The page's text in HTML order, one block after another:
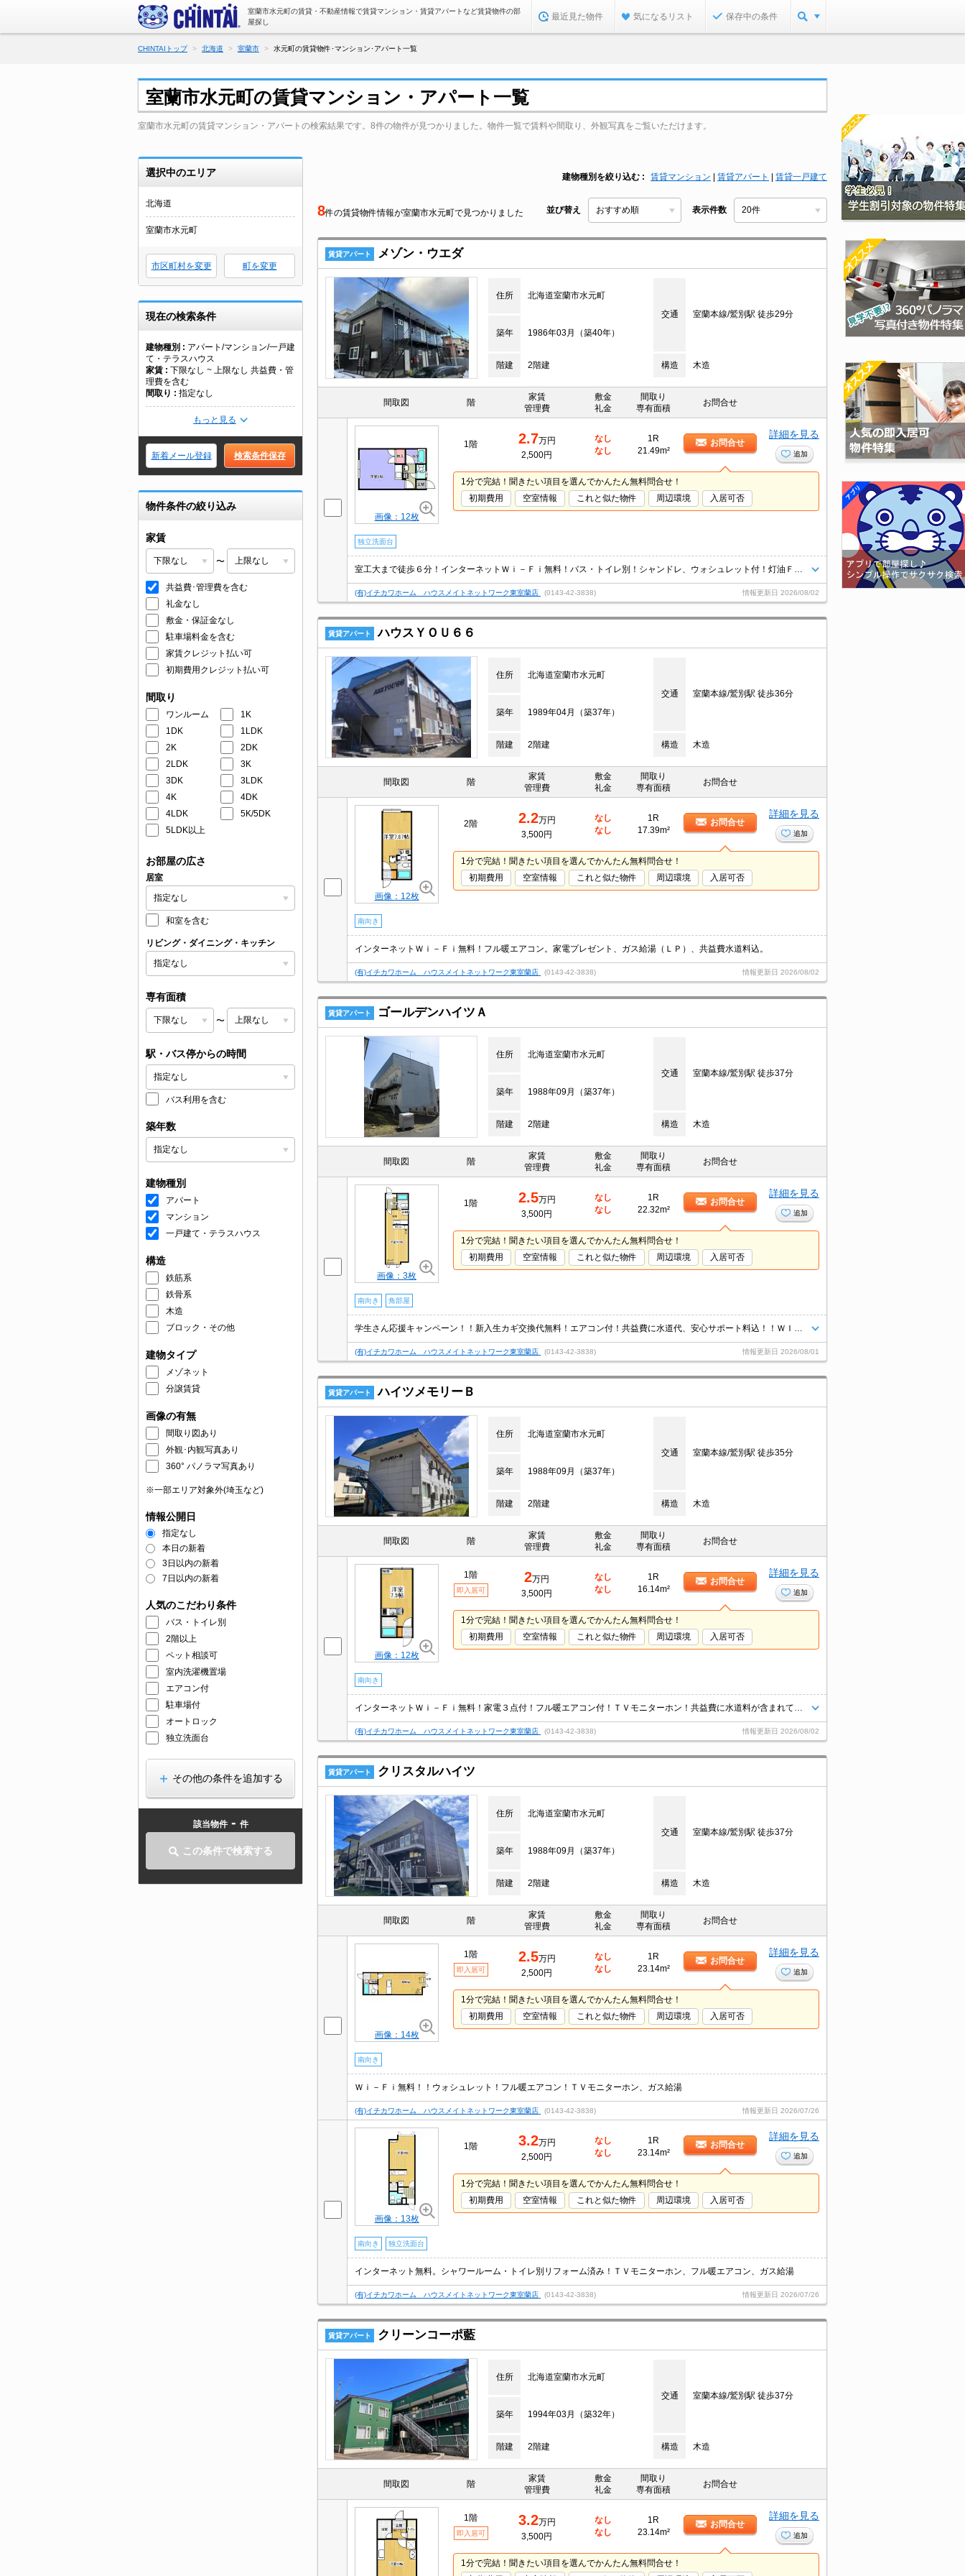
室蘭市水元町の賃貸・不動産情報で賃貸マンション・賃貸アパートなど賃貸物件の部
屋探し
最近見た物件 気になるリスト 保存中の条件
CHINTAIトップ 北海道 室蘭市 水元町の賃貸物件･マンション･アパート一覧
室蘭市水元町の賃貸マンション・アパート一覧
室蘭市水元町の賃貸マンション・アパートの検索結果です。8件の物件が見つかりました。物件一覧で賃料や間取り、外観写真をご覧いただけます。
選択中のエリア
北海道
室蘭市水元町
市区町村を変更 町を変更
現在の検索条件
建物種別
アパート/マンション/一戸建
て・テラスハウス
家賃
下限なし ~ 上限なし 共益費・管
理費を含む
間取り
指定なし
もっと見る
新着メール登録 検索条件保存
物件条件の絞り込み
家賃
〜
共益費･管理費を含む
礼金なし
敷金・保証金なし
駐車場料金を含む
家賃クレジット払い可
初期費用クレジット払い可
間取り
ワンルーム
1K
1DK
1LDK
2K
2DK
2LDK
3K
3DK
3LDK
4K
4DK
4LDK
5K/5DK
5LDK以上
お部屋の広さ
居室
和室を含む
リビング・ダイニング・キッチン
専有面積
〜
駅・バス停からの時間
バス利用を含む
築年数
建物種別
アパート
マンション
一戸建て・テラスハウス
構造
鉄筋系
鉄骨系
木造
ブロック・その他
建物タイプ
メゾネット
分譲賃貸
画像の有無
間取り図あり
外観･内観写真あり
360° パノラマ写真あり
※一部エリア対象外(埼玉など)
情報公開日
指定なし
本日の新着
3日以内の新着
7日以内の新着
人気のこだわり条件
バス・トイレ別
2階以上
ペット相談可
室内洗濯機置場
エアコン付
駐車場付
オートロック
独立洗面台
その他の条件を追加する
該当物件 - 件
この条件で検索する
建物種別を絞り込む 賃貸マンション 賃貸アパート 賃貸一戸建て
8件の賃貸物件情報が室蘭市水元町で見つかりました 並び替え 表示件数
賃貸アパート メゾン・ウエダ
住所 北海道室蘭市水元町
交通 室蘭本線/鷲別駅 徒歩29分
築年 1986年03月（築40年）
階建 2階建 構造 木造
間取図 階
家賃
管理費
敷金
礼金
間取り
専有面積
お問合せ
画像：12枚
1階 2.7万円
2,500円
なし
なし
1R
21.49m²
お問合せ
詳細を見る
追加
1分で完結！聞きたい項目を選んでかんたん無料問合せ！
初期費用
空室情報 これと似た物件 周辺環境 入居可否
独立洗面台
(有)イチカワホーム ハウスメイトネットワーク東室蘭店 (0143-42-3838) 情報更新日 2026/08/02
賃貸アパート ハウスＹＯＵ６６
住所 北海道室蘭市水元町
交通 室蘭本線/鷲別駅 徒歩36分
築年 1989年04月（築37年）
階建 2階建 構造 木造
間取図 階
家賃
管理費
敷金
礼金
間取り
専有面積
お問合せ
画像：12枚
2階 2.2万円
3,500円
なし
なし
1R
17.39m²
お問合せ
詳細を見る
追加
1分で完結！聞きたい項目を選んでかんたん無料問合せ！
初期費用
空室情報 これと似た物件 周辺環境 入居可否
南向き
インターネットＷｉ－Ｆｉ無料！フル暖エアコン。家電プレゼント、ガス給湯（ＬＰ）、共益費水道料込。
(有)イチカワホーム ハウスメイトネットワーク東室蘭店 (0143-42-3838) 情報更新日 2026/08/02
賃貸アパート ゴールデンハイツＡ
住所 北海道室蘭市水元町
交通 室蘭本線/鷲別駅 徒歩37分
築年 1988年09月（築37年）
階建 2階建 構造 木造
間取図 階
家賃
管理費
敷金
礼金
間取り
専有面積
お問合せ
画像：3枚
1階 2.5万円
3,500円
なし
なし
1R
22.32m²
お問合せ
詳細を見る
追加
1分で完結！聞きたい項目を選んでかんたん無料問合せ！
初期費用
空室情報 これと似た物件 周辺環境 入居可否
南向き 角部屋
(有)イチカワホーム ハウスメイトネットワーク東室蘭店 (0143-42-3838) 情報更新日 2026/08/01
賃貸アパート ハイツメモリーＢ
住所 北海道室蘭市水元町
交通 室蘭本線/鷲別駅 徒歩35分
築年 1988年09月（築37年）
階建 2階建 構造 木造
間取図 階
家賃
管理費
敷金
礼金
間取り
専有面積
お問合せ
画像：12枚
1階
即入居可
2万円
3,500円
なし
なし
1R
16.14m²
お問合せ
詳細を見る
追加
1分で完結！聞きたい項目を選んでかんたん無料問合せ！
初期費用
空室情報 これと似た物件 周辺環境 入居可否
南向き
(有)イチカワホーム ハウスメイトネットワーク東室蘭店 (0143-42-3838) 情報更新日 2026/08/02
賃貸アパート クリスタルハイツ
住所 北海道室蘭市水元町
交通 室蘭本線/鷲別駅 徒歩37分
築年 1988年09月（築37年）
階建 2階建 構造 木造
間取図 階
家賃
管理費
敷金
礼金
間取り
専有面積
お問合せ
画像：14枚
1階
即入居可
2.5万円
2,500円
なし
なし
1R
23.14m²
お問合せ
詳細を見る
追加
1分で完結！聞きたい項目を選んでかんたん無料問合せ！
初期費用
空室情報 これと似た物件 周辺環境 入居可否
南向き
Ｗｉ－Ｆｉ無料！！ウォシュレット！フル暖エアコン！ＴＶモニターホン、ガス給湯
(有)イチカワホーム ハウスメイトネットワーク東室蘭店 (0143-42-3838) 情報更新日 2026/07/26
画像：13枚
1階 3.2万円
2,500円
なし
なし
1R
23.14m²
お問合せ
詳細を見る
追加
1分で完結！聞きたい項目を選んでかんたん無料問合せ！
初期費用
空室情報 これと似た物件 周辺環境 入居可否
南向き 独立洗面台
インターネット無料。シャワールーム・トイレ別リフォーム済み！ＴＶモニターホン、フル暖エアコン、ガス給湯
(有)イチカワホーム ハウスメイトネットワーク東室蘭店 (0143-42-3838) 情報更新日 2026/07/26
賃貸アパート クリーンコーポ藍
住所 北海道室蘭市水元町
交通 室蘭本線/鷲別駅 徒歩37分
築年 1994年03月（築32年）
階建 2階建 構造 木造
間取図 階
家賃
管理費
敷金
礼金
間取り
専有面積
お問合せ
1階
即入居可
3.2万円
3,500円
なし
なし
1R
23.14m²
お問合せ
詳細を見る
追加
1分で完結！聞きたい項目を選んでかんたん無料問合せ！